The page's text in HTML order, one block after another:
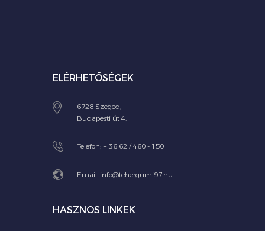
ELÉRHETŐSÉGEK
6728 Szeged,
Budapesti út 4.
Telefon: + 36 62 / 460 - 150
Email: info@tehergumi97.hu
HASZNOS LINKEK